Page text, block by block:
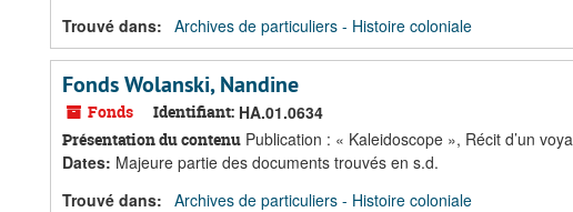
Trouvé dans: Archives de particuliers - Histoire coloniale
Fonds Wolanski, Nandine
Fonds Identifiant: HA.01.0634
Présentation du contenu Publication : « Kaleidoscope », Récit d’un
Dates: Majeure partie des documents trouvés en s.d.
Trouvé dans: Archives de particuliers - Histoire coloniale